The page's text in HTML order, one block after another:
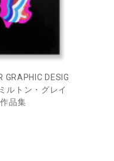
GRAPHIC DESIG
ルトン・グレイ
品集